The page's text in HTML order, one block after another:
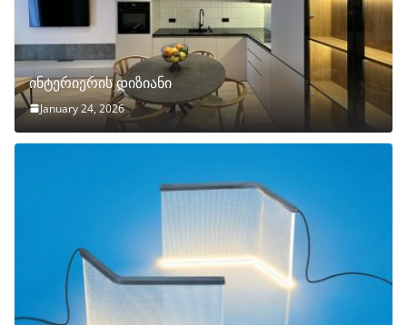
ინტერიერის დიზიანი
January 24, 2026